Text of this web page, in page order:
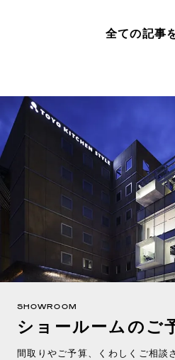
全ての記事
SHOWROOM
ショールームのご
間取りやご予算、くわしくご相談